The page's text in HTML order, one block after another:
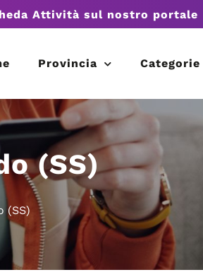
Attività sul nostro portale
Provincia Categorie
(SS)
(SS)